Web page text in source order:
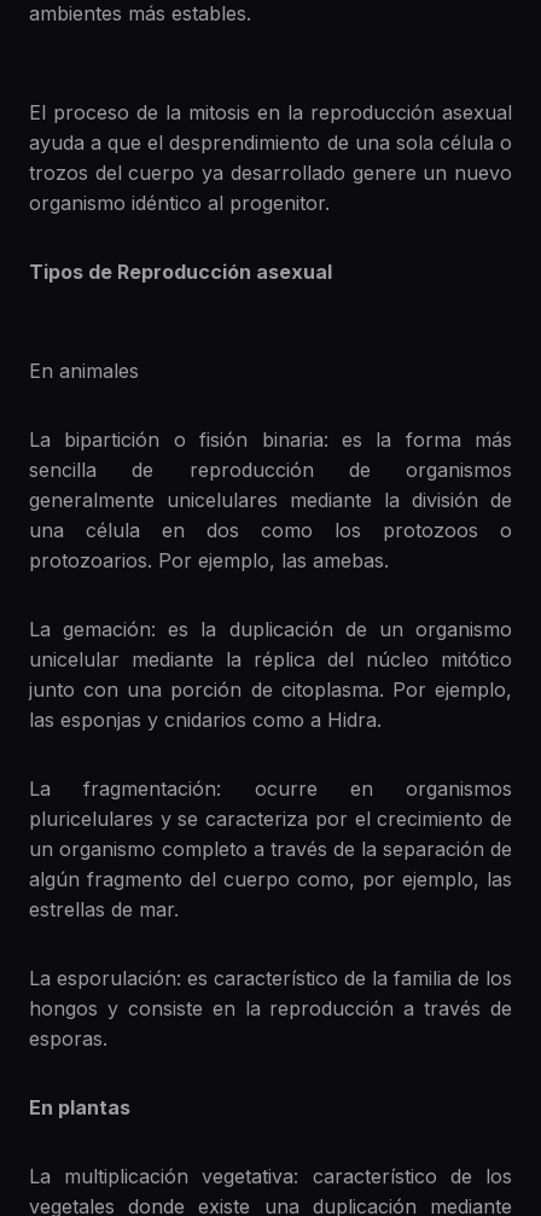
ambientes más estables.
El proceso de la mitosis en la reproducción asexual
ayuda a que el desprendimiento de una sola célula o
trozos del cuerpo ya desarrollado genere un nuevo
organismo idéntico al progenitor.
Tipos de Reproducción asexual
En animales
La bipartición o fisión binaria: es la forma más
sencilla de reproducción de organismos
generalmente unicelulares mediante la división de
una célula en dos como los protozoos o
protozoarios. Por ejemplo, las amebas.
La gemación: es la duplicación de un organismo
unicelular mediante la réplica del núcleo mitótico
junto con una porción de citoplasma. Por ejemplo,
las esponjas y cnidarios como a Hidra.
La fragmentación: ocurre en organismos
pluricelulares y se caracteriza por el crecimiento de
un organismo completo a través de la separación de
algún fragmento del cuerpo como, por ejemplo, las
estrellas de mar.
La esporulación: es característico de la familia de los
hongos y consiste en la reproducción a través de
esporas.
En plantas
La multiplicación vegetativa: característico de los
vegetales donde existe una duplicación mediante